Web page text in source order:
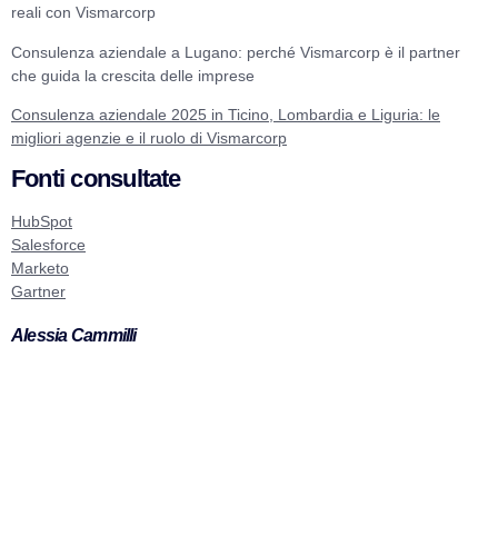
reali con Vismarcorp
Consulenza aziendale a Lugano: perché Vismarcorp è il partner
che guida la crescita delle imprese
Consulenza aziendale 2025 in Ticino, Lombardia e Liguria: le
migliori agenzie e il ruolo di Vismarcorp
Fonti consultate
HubSpot
Salesforce
Marketo
Gartner
Alessia Cammilli